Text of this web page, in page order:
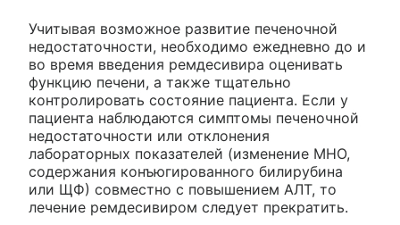
Учитывая возможное развитие печеночной
недостаточности, необходимо ежедневно до и
во время введения ремдесивира оценивать
функцию печени, а также тщательно
контролировать состояние пациента. Если у
пациента наблюдаются симптомы печеночной
недостаточности или отклонения
лабораторных показателей (изменение МНО,
содержания конъюгированного билирубина
или ЩФ) совместно с повышением АЛТ, то
лечение ремдесивиром следует прекратить.